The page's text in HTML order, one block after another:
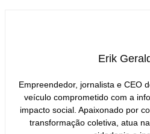
Erik
Empreendedor, jornalista e CEO
veículo comprometido com a
impacto social. Apaixonado por
transformação coletiva, atua